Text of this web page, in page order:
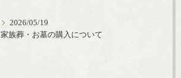
2026/05/19
家族葬・お墓の購入について